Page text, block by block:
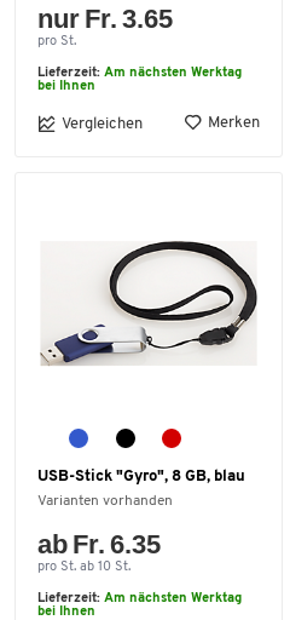
nur Fr. 3.65
pro St.
Lieferzeit: Am nächsten Werktag
bei Ihnen
Vergleichen Merken
USB-Stick "Gyro", 8 GB, blau
Varianten vorhanden
ab Fr. 6.35
pro St. ab 10 St.
Lieferzeit: Am nächsten Werktag
bei Ihnen